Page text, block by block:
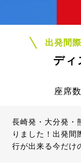
出発間
ディ
座席
長崎発・大分発・
りました！出発間
行が出来る今だけ